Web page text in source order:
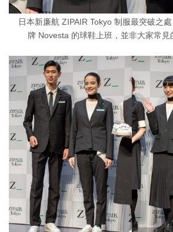
日本新廉航 ZIPAIR Tokyo 制服最突破之
牌 Novesta 的球鞋上班，並非大家常見